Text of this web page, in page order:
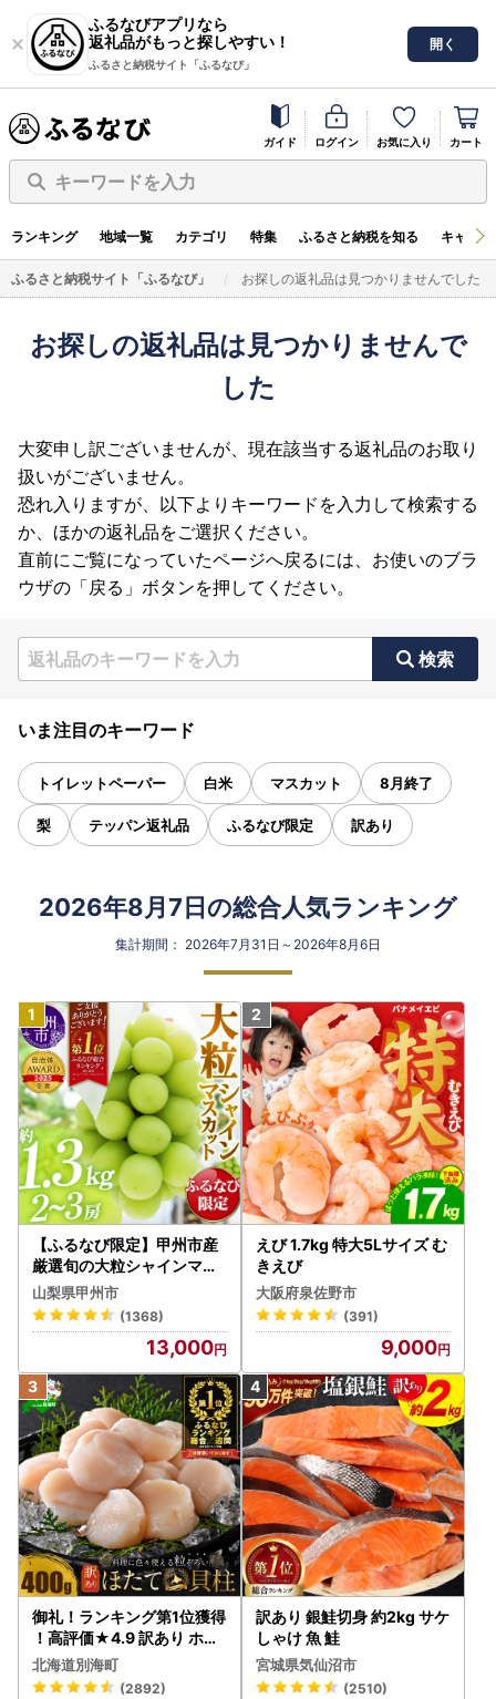
ふるなびアプリなら
返礼品がもっと探しやすい！
ふるさと納税サイト「ふるなび」
開く
ガイド ログイン お気に入り カート
キーワードを入力
ランキング 地域一覧 カテゴリ 特集 ふるさと納税を知る キャン
ふるさと納税サイト「ふるなび」 お探しの返礼品は見つかりませんでした
お探しの返礼品は見つかりませんで
した
大変申し訳ございませんが、現在該当する返礼品のお取り
扱いがございません。
恐れ入りますが、以下よりキーワードを入力して検索する
か、ほかの返礼品をご選択ください。
直前にご覧になっていたページへ戻るには、お使いのブラ
ウザの「戻る」ボタンを押してください。
検索
いま注目のキーワード
トイレットペーパー 白米 マスカット 8月終了
梨 テッパン返礼品 ふるなび限定 訳あり
2026年8月7日の総合人気ランキング
集計期間： 2026年7月31日～2026年8月6日
【ふるなび限定】甲州市産
厳選旬の大粒シャインマス
カット 約1.3kg 2～3房【2
026年発送】（MG）B12-
472 FN-Limited-VO シャ
インマスカット フルーツ
山梨県甲州市
(1368)
13,000
えび 1.7kg 特大5Lサイズ む
きえび
大阪府泉佐野市
(391)
9,000
御礼！ランキング第1位獲得
！高評価★4.9 訳あり ホタ
テ 400g（ほたて 帆立 貝柱
冷凍 ）
北海道別海町
(2892)
訳あり 銀鮭切身 約2kg サケ
しゃけ 魚 鮭
宮城県気仙沼市
(2510)